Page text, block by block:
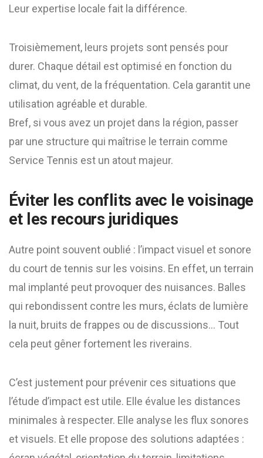
Leur expertise locale fait la différence.
Troisièmement, leurs projets sont pensés pour
durer. Chaque détail est optimisé en fonction du
climat, du vent, de la fréquentation. Cela garantit une
utilisation agréable et durable.
Bref, si vous avez un projet dans la région, passer
par une structure qui maîtrise le terrain comme
Service Tennis est un atout majeur.
Éviter les conflits avec le voisinage
et les recours juridiques
Autre point souvent oublié : l’impact visuel et sonore
du court de tennis sur les voisins. En effet, un terrain
mal implanté peut provoquer des nuisances. Balles
qui rebondissent contre les murs, éclats de lumière
la nuit, bruits de frappes ou de discussions… Tout
cela peut gêner fortement les riverains.
C’est justement pour prévenir ces situations que
l’étude d’impact est utile. Elle évalue les distances
minimales à respecter. Elle analyse les flux sonores
et visuels. Et elle propose des solutions adaptées :